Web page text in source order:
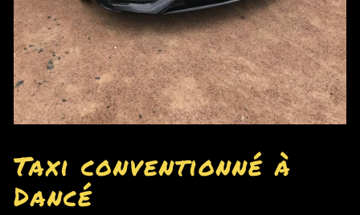
Taxi conventionné à
Dancé